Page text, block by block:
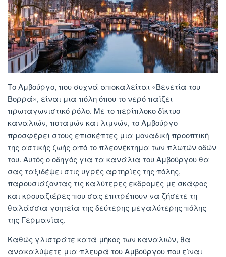
Το Αμβούργο, που συχνά αποκαλείται «Βενετία του
Βορρά», είναι μια πόλη όπου το νερό παίζει
πρωταγωνιστικό ρόλο. Με το περίπλοκο δίκτυο
καναλιών, ποταμών και λιμνών, το Αμβούργο
προσφέρει στους επισκέπτες μια μοναδική προοπτική
της αστικής ζωής από το πλεονέκτημα των πλωτών οδών
του. Αυτός ο οδηγός για τα κανάλια του Αμβούργου θα
σας ταξιδέψει στις υγρές αρτηρίες της πόλης,
παρουσιάζοντας τις καλύτερες εκδρομές με σκάφος
και κρουαζιέρες που σας επιτρέπουν να ζήσετε τη
θαλάσσια γοητεία της δεύτερης μεγαλύτερης πόλης
της Γερμανίας.
Καθώς γλιστράτε κατά μήκος των καναλιών, θα
ανακαλύψετε μια πλευρά του Αμβούργου που είναι